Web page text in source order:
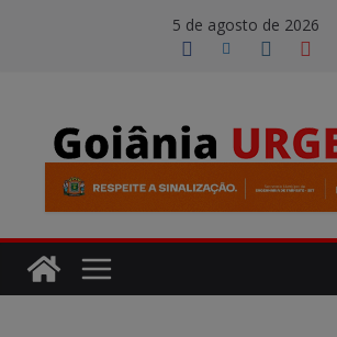
5 de agosto de 2026
modal-check